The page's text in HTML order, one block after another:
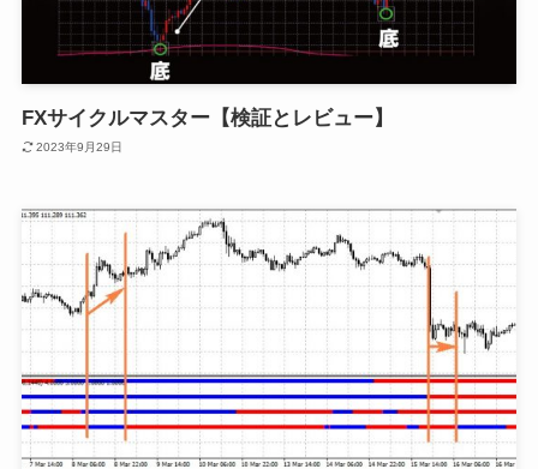
FXサイクルマスター【検証とレビュー】
2023年9月29日